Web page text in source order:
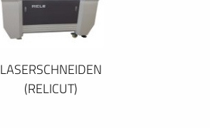
LASERSCHNEIDEN
(RELICUT)